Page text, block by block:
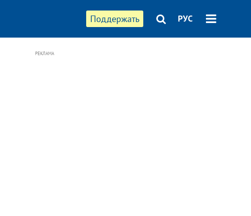
Поддержать РУС
РЕКЛАМА